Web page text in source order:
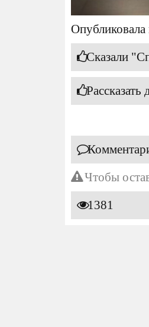
Опубликовала
Сказали
Рассказать
Чтобы
1381